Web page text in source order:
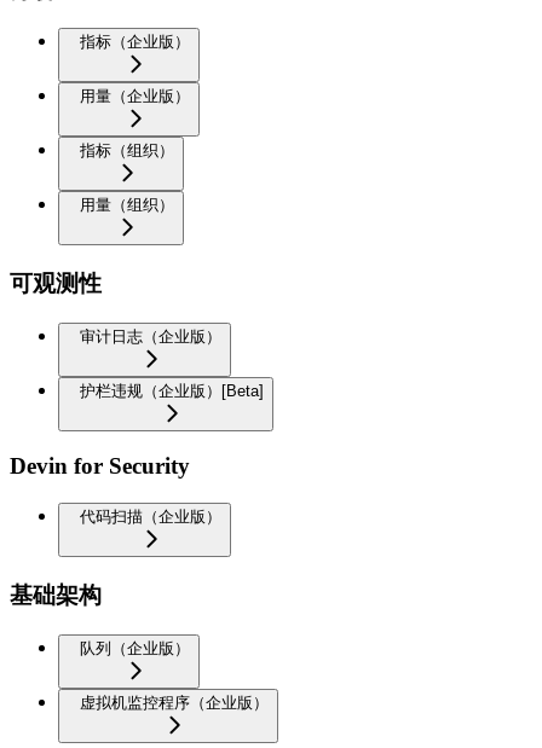
指标（企业版）
用量（企业版）
指标（组织）
用量（组织）
可观测性
审计日志（企业版）
护栏违规（企业版）[Beta]
Devin for Security
代码扫描（企业版）
基础架构
队列（企业版）
虚拟机监控程序（企业版）